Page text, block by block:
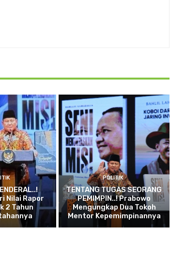
Nilai Rapor
2 Tahun
POLITIK
TENTANG TUGAS SEORANG
PEMIMPIN..! Prabowo
Mengungkap Dua Tokoh
Mentor Kepemimpinannya